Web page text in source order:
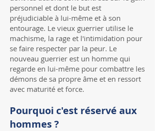
personnel et dont le but est
préjudiciable à lui-même et à son
entourage. Le vieux guerrier utilise le
machisme, la rage et l'intimidation pour
se faire respecter par la peur. Le
nouveau guerrier est un homme qui
regarde en lui-même pour combattre les
démons de sa propre âme et en ressort
avec maturité et force.
Pourquoi c'est réservé aux
hommes ?